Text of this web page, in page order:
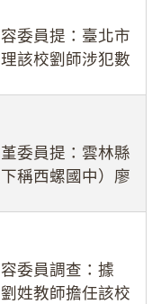
業安全衛生法」
委員提：臺北市
該校劉師涉犯數
不僅首份調查報
委員提：雲林縣
稱西螺國中）廖
，歷經該校校園
委員調查：據
姓教師擔任該校